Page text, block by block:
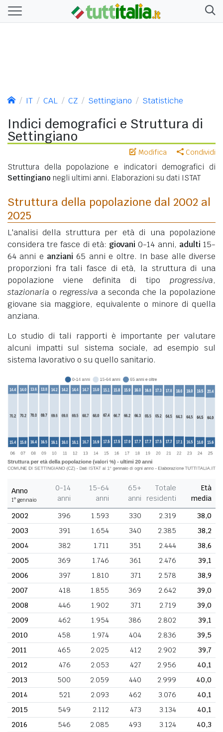
IT CAL CZ Settingiano Statistiche
Indici demografici e Struttura di
Settingiano
Modifica Condividi
Struttura della popolazione e indicatori demografici di
Settingiano negli ultimi anni. Elaborazioni su dati ISTAT
Struttura della popolazione dal 2002 al
2025
L'analisi della struttura per età di una popolazione
considera tre fasce di età: giovani 0-14 anni, adulti 15-
64 anni e anziani 65 anni e oltre. In base alle diverse
proporzioni fra tali fasce di età, la struttura di una
popolazione viene definita di tipo progressiva,
stazionaria o regressiva a seconda che la popolazione
giovane sia maggiore, equivalente o minore di quella
anziana.
Lo studio di tali rapporti è importante per valutare
alcuni impatti sul sistema sociale, ad esempio sul
sistema lavorativo o su quello sanitario.
Anno
1° gennaio
0-14
anni
15-64
anni
65+
anni
Totale
residenti
Età
media
2002
396 1.593 330 2.319
38,0
2003
391 1.654 340 2.385
38,2
2004
382 1.711 351 2.444
38,6
2005
369 1.746 361 2.476
39,1
2006
397 1.810 371 2.578
38,9
2007
418 1.855 369 2.642
39,0
2008
446 1.902 371 2.719
39,0
2009
462 1.954 386 2.802
39,1
2010
458 1.974 404 2.836
39,5
2011
465 2.025 412 2.902
39,7
2012
476 2.053 427 2.956
40,1
2013
500 2.059 440 2.999
40,0
2014
521 2.093 462 3.076
40,1
2015
549 2.112 473 3.134
40,1
2016
546 2.085 493 3.124
40,3